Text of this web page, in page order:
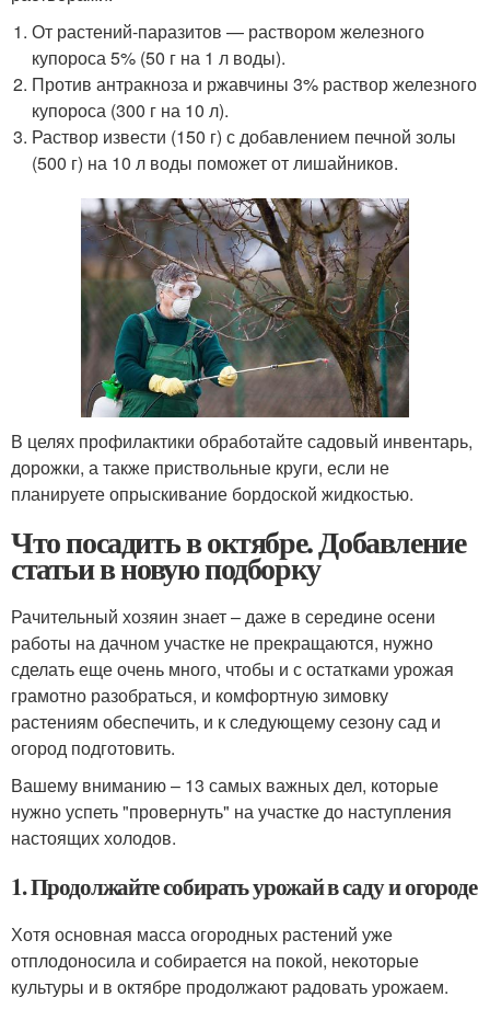
От растений-паразитов — раствором железного
купороса 5% (50 г на 1 л воды).
Против антракноза и ржавчины 3% раствор железного
купороса (300 г на 10 л).
Раствор извести (150 г) с добавлением печной золы
(500 г) на 10 л воды поможет от лишайников.
В целях профилактики обработайте садовый инвентарь,
дорожки, а также приствольные круги, если не
планируете опрыскивание бордоской жидкостью.
Что посадить в октябре. Добавление
статьи в новую подборку
Рачительный хозяин знает – даже в середине осени
работы на дачном участке не прекращаются, нужно
сделать еще очень много, чтобы и с остатками урожая
грамотно разобраться, и комфортную зимовку
растениям обеспечить, и к следующему сезону сад и
огород подготовить.
Вашему вниманию – 13 самых важных дел, которые
нужно успеть "провернуть" на участке до наступления
настоящих холодов.
1. Продолжайте собирать урожай в саду и огороде
Хотя основная масса огородных растений уже
отплодоносила и собирается на покой, некоторые
культуры и в октябре продолжают радовать урожаем.